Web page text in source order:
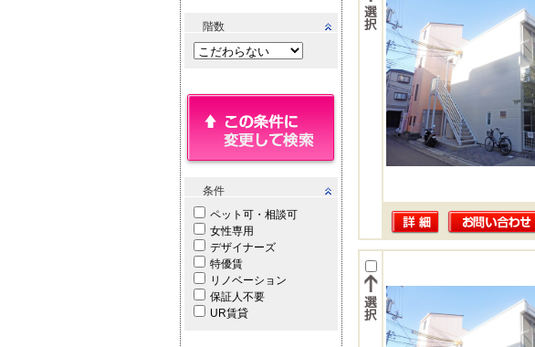
階数
条件
ペット可・相談可
女性専用
デザイナーズ
特優賃
リノベーション
保証人不要
UR賃貸